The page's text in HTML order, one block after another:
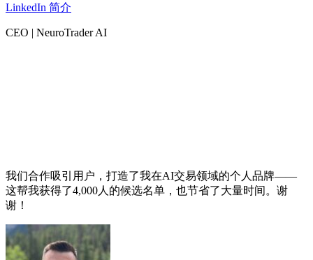
LinkedIn 简介
CEO | NeuroTrader AI
我们合作吸引用户，打造了我在AI交易领域的个人品牌——
这帮我获得了4,000人的候选名单，也节省了大量时间。谢
谢！